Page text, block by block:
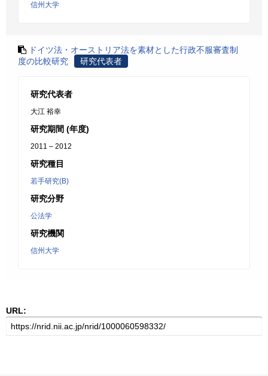
信州大学
ドイツ法・オーストリア法を素材とした行政不服審査制
度の比較研究
研究代表者
研究代表者
大江 裕幸
研究期間 (年度)
2011 – 2012
研究種目
若手研究(B)
研究分野
公法学
研究機関
信州大学
URL: